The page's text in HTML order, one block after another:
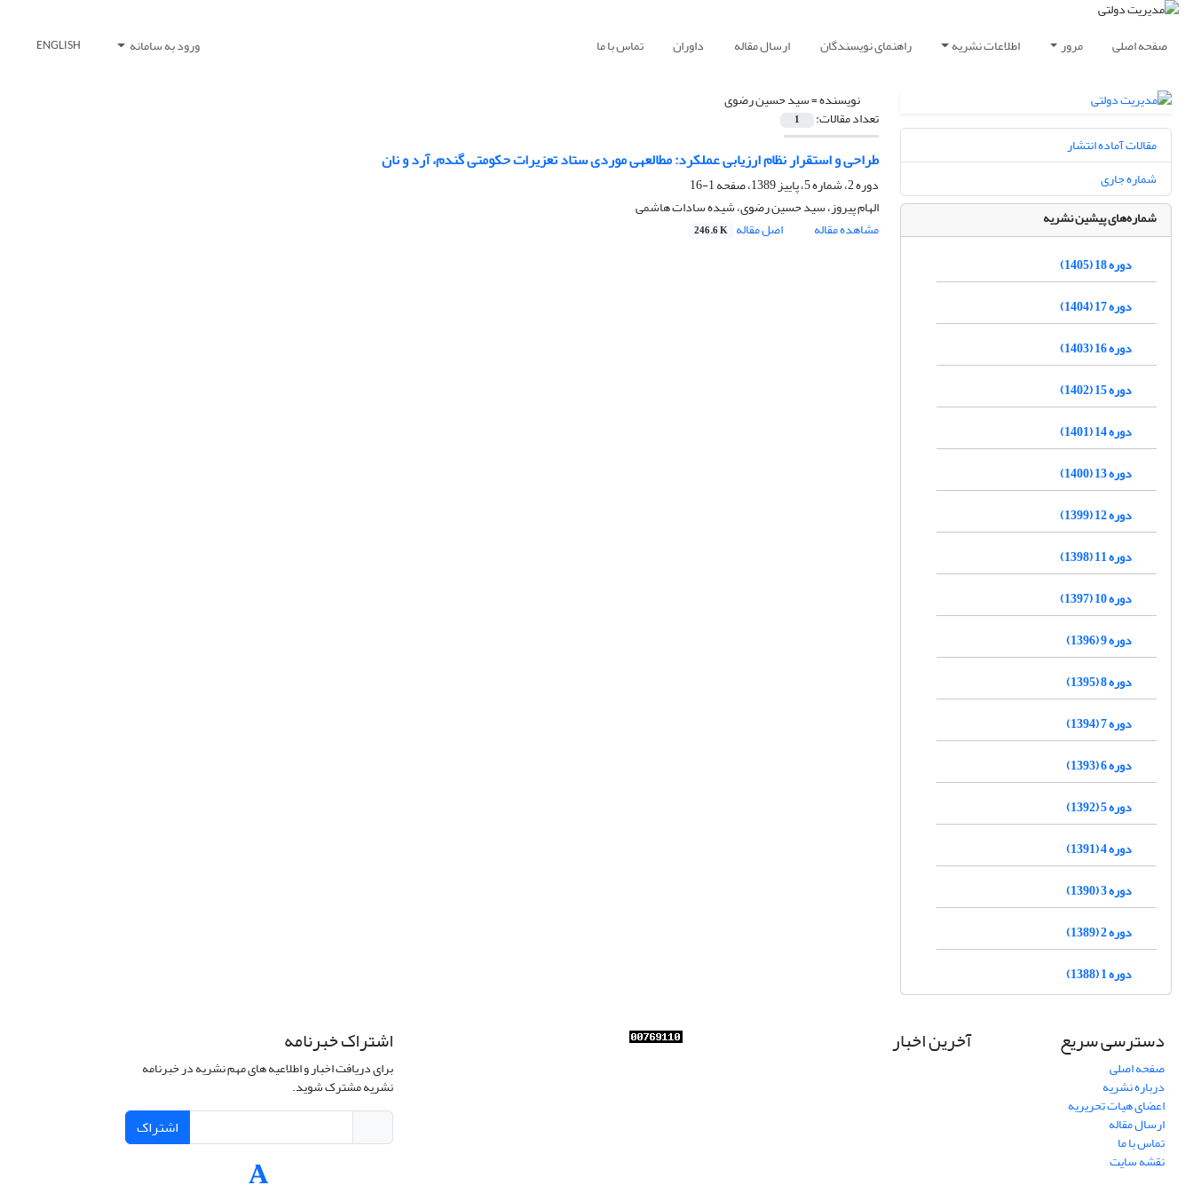
صفحه اصلی مرور اطلاعات نشریه راهنمای نویسندگان ارسال مقاله داوران تماس با ما ورود به سامانه ENGLISH
نویسنده =سید حسین رضوی
تعداد مقالات: 1
طراحی و استقرار نظام ارزیابی عملکرد: مطالعه‎ی‎ موردی ستاد تعزیرات حکومتی گندم، آرد و نان
دوره 2، شماره 5، پاییز 1389، صفحه
1-16
الهام پیروز، سید حسین رضوی، شیده سادات هاشمی
مشاهده مقاله
اصل مقاله 246.6 K
مقالات آماده انتشار
شماره جاری
شماره‌های پیشین نشریه
دوره 18 (1405)
دوره 17 (1404)
دوره 16 (1403)
دوره 15 (1402)
دوره 14 (1401)
دوره 13 (1400)
دوره 12 (1399)
دوره 11 (1398)
دوره 10 (1397)
دوره 9 (1396)
دوره 8 (1395)
دوره 7 (1394)
دوره 6 (1393)
دوره 5 (1392)
دوره 4 (1391)
دوره 3 (1390)
دوره 2 (1389)
دوره 1 (1388)
دسترسی سریع
صفحه اصلی
درباره نشریه
اعضای هیات تحریریه
ارسال مقاله
تماس با ما
نقشه سایت
آخرین اخبار اشتراک خبرنامه
برای دریافت اخبار و اطلاعیه های مهم نشریه در خبرنامه
نشریه مشترک شوید.
اشتراک